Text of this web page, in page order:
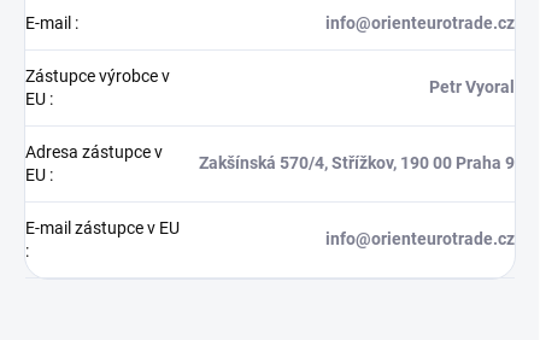
E-mail : info@orienteurotrade.cz
Zástupce výrobce v
EU :
Petr Vyoral
Adresa zástupce v
EU :
Zakšínská 570/4, Střížkov, 190 00 Praha 9
E-mail zástupce v EU
:
info@orienteurotrade.cz